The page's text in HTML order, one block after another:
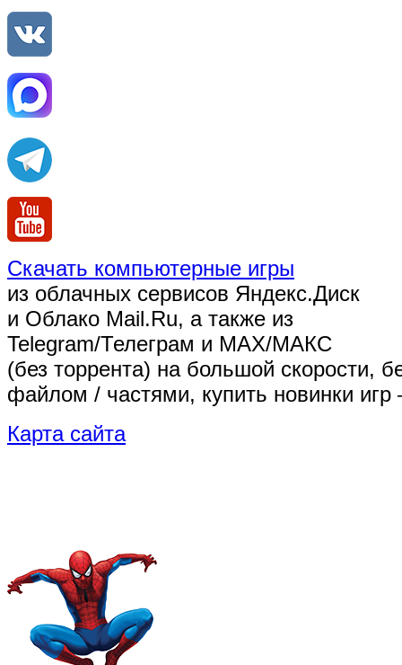
Скачать компьютерные игры
из облачных сервисов Яндекс.Диск
и Облако Mail.Ru, а также из
Telegram/Телеграм и MAX/МАКС
(без торрента) на большой скорости,
файлом / частями, купить новинки
Карта сайта